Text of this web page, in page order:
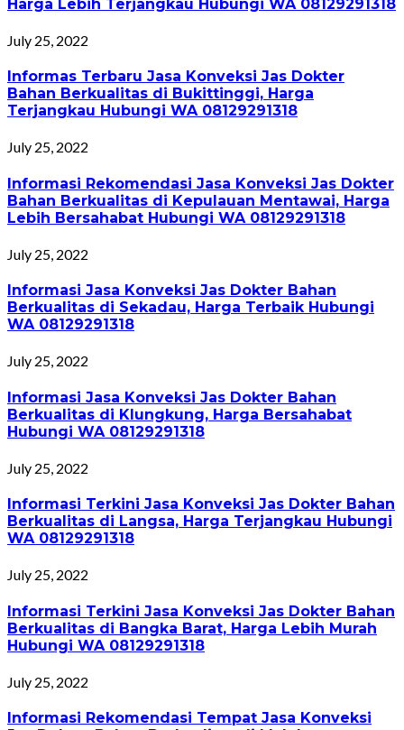
Harga Lebih Terjangkau Hubungi WA 08129291318
July 25, 2022
Informas Terbaru Jasa Konveksi Jas Dokter
Bahan Berkualitas di Bukittinggi, Harga
Terjangkau Hubungi WA 08129291318
July 25, 2022
Informasi Rekomendasi Jasa Konveksi Jas Dokter
Bahan Berkualitas di Kepulauan Mentawai, Harga
Lebih Bersahabat Hubungi WA 08129291318
July 25, 2022
Informasi Jasa Konveksi Jas Dokter Bahan
Berkualitas di Sekadau, Harga Terbaik Hubungi
WA 08129291318
July 25, 2022
Informasi Jasa Konveksi Jas Dokter Bahan
Berkualitas di Klungkung, Harga Bersahabat
Hubungi WA 08129291318
July 25, 2022
Informasi Terkini Jasa Konveksi Jas Dokter Bahan
Berkualitas di Langsa, Harga Terjangkau Hubungi
WA 08129291318
July 25, 2022
Informasi Terkini Jasa Konveksi Jas Dokter Bahan
Berkualitas di Bangka Barat, Harga Lebih Murah
Hubungi WA 08129291318
July 25, 2022
Informasi Rekomendasi Tempat Jasa Konveksi